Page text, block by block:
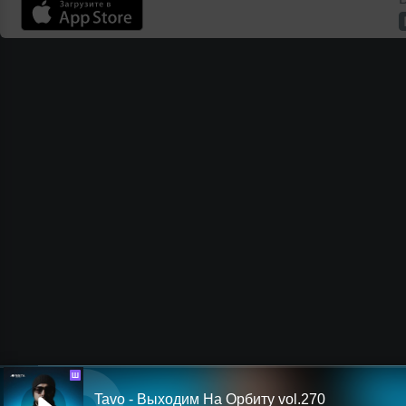
Ш
Tavo - Выходим На Орбиту vol.270